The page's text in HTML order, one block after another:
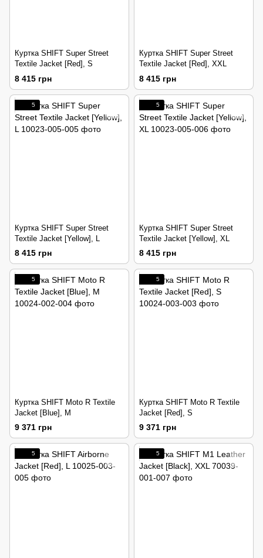
Куртка SHIFT Super Street
Textile Jacket [Red], S
8 415 грн
Куртка SHIFT Super Street
Textile Jacket [Red], XXL
8 415 грн
5
Куртка SHIFT Super Street
Textile Jacket [Yellow], L
8 415 грн
5
Куртка SHIFT Super Street
Textile Jacket [Yellow], XL
8 415 грн
5
Куртка SHIFT Moto R Textile
Jacket [Blue], M
9 371 грн
5
Куртка SHIFT Moto R Textile
Jacket [Red], S
9 371 грн
5 5